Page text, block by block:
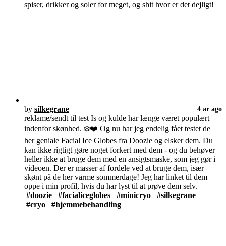
spiser, drikker og soler for meget, og shit hvor er det dejligt!
by silkegrane 4 år ago
reklame/sendt til test Is og kulde har længe været populært
indenfor skønhed. ❄️❤️ Og nu har jeg endelig fået testet de
her geniale Facial Ice Globes fra Doozie og elsker dem. Du
kan ikke rigtigt gøre noget forkert med dem - og du behøver
heller ikke at bruge dem med en ansigtsmaske, som jeg gør i
videoen. Der er masser af fordele ved at bruge dem, især
skønt på de her varme sommerdage! Jeg har linket til dem
oppe i min profil, hvis du har lyst til at prøve dem selv.
#doozie
#facialiceglobes #minicryo
#silkegrane
#cryo
#hjemmebehandling